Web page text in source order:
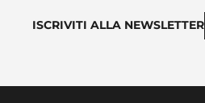
ISCRIVITI ALLA NEWSLETTER